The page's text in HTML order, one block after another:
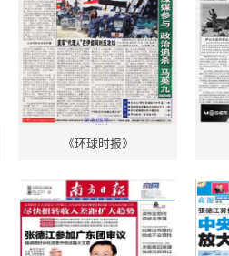
《环球时报》